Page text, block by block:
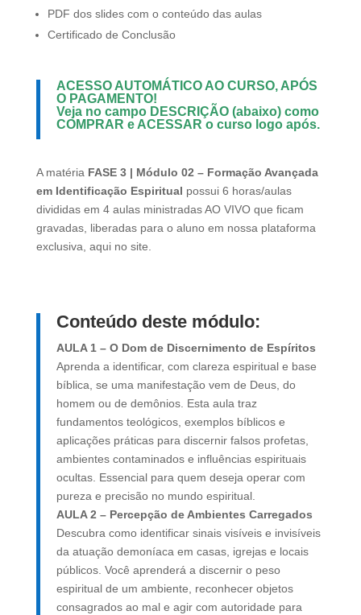
PDF dos slides com o conteúdo das aulas
Certificado de Conclusão
ACESSO AUTOMÁTICO AO CURSO, APÓS
O PAGAMENTO!
Veja no campo DESCRIÇÃO (abaixo) como
COMPRAR e ACESSAR o curso logo após.
A matéria FASE 3 | Módulo 02 – Formação Avançada
em Identificação Espiritual possui 6 horas/aulas
divididas em 4 aulas ministradas AO VIVO que ficam
gravadas, liberadas para o aluno em nossa plataforma
exclusiva, aqui no site.
Conteúdo deste módulo:
AULA 1 – O Dom de Discernimento de Espíritos
Aprenda a identificar, com clareza espiritual e base
bíblica, se uma manifestação vem de Deus, do
homem ou de demônios. Esta aula traz
fundamentos teológicos, exemplos bíblicos e
aplicações práticas para discernir falsos profetas,
ambientes contaminados e influências espirituais
ocultas. Essencial para quem deseja operar com
pureza e precisão no mundo espiritual.
AULA 2 – Percepção de Ambientes Carregados
Descubra como identificar sinais visíveis e invisíveis
da atuação demoníaca em casas, igrejas e locais
públicos. Você aprenderá a discernir o peso
espiritual de um ambiente, reconhecer objetos
consagrados ao mal e agir com autoridade para